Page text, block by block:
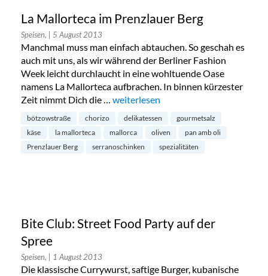
La Mallorteca im Prenzlauer Berg
Speisen, | 5 August 2013
Manchmal muss man einfach abtauchen. So geschah es
auch mit uns, als wir während der Berliner Fashion
Week leicht durchlaucht in eine wohltuende Oase
namens La Mallorteca aufbrachen. In binnen kürzester
Zeit nimmt Dich die … „La Mallorteca im Prenzlauer Berg“
weiterlesen
bötzowstraße chorizo delikatessen
gourmetsalz
käse
la mallorteca mallorca oliven
pan amb oli
Prenzlauer Berg
serranoschinken spezialitäten
Bite Club: Street Food Party auf der
Spree
Speisen, | 1 August 2013
Die klassische Currywurst, saftige Burger, kubanische